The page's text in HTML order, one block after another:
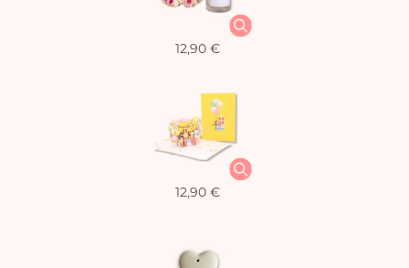
12,90 €
12,90 €